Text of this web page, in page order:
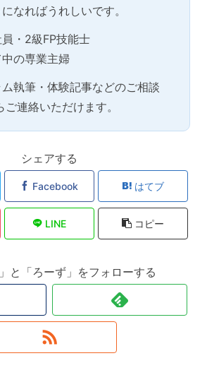
なればうれしいです。
・2級FP技能士
の専業主婦
執筆・体験記事などのご相談
ご連絡いただけます。
シェアする
Facebook はてブ
LINE コピー
と「ろーず」をフォローする